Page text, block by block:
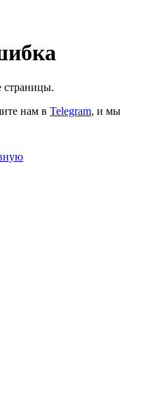
страницы.
нам в Telegram, и мы